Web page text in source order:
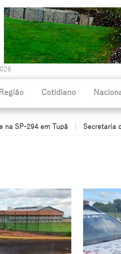
Região Cotidiano
Tupã Secretaria de Educação